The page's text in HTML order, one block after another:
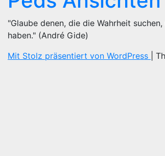
"Glaube denen, die die Wahrheit
haben." (André Gide)
Mit Stolz präsentiert von WordPress